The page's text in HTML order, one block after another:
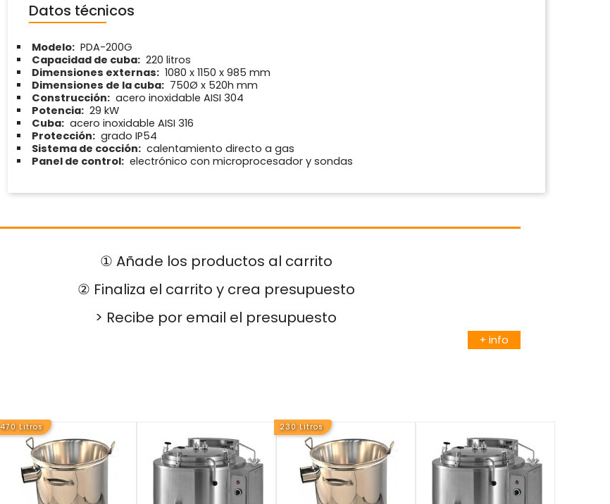
Datos técnicos
Modelo: PDA-200G
Capacidad de cuba: 220 litros
Dimensiones externas: 1080 x 1150 x 985 mm
Dimensiones de la cuba: 750Ø x 520h mm
Construcción: acero inoxidable AISI 304
Potencia: 29 kW
Cuba: acero inoxidable AISI 316
Protección: grado IP54
Sistema de cocción: calentamiento directo a gas
Panel de control: electrónico con microprocesador y sondas
① Añade los productos al carrito
② Finaliza el carrito y crea presupuesto
> Recibe por email el presupuesto
+ info
470 Litros 230 Litros